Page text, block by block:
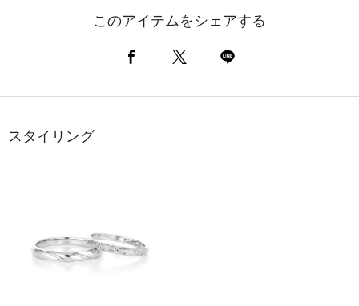
このアイテムをシェアする
スタイリング